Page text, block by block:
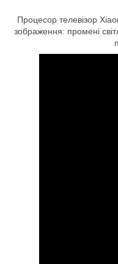
Процесор телевізор
зображення: промені